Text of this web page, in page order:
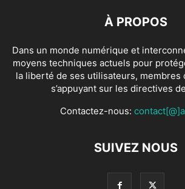
À PROPOS
Dans un monde numérique et
moyens techniques actuels pour
la liberté de ses utilisateurs, membres
s’appuyant sur les directives
Contactez-nous:
SUIVEZ NOUS